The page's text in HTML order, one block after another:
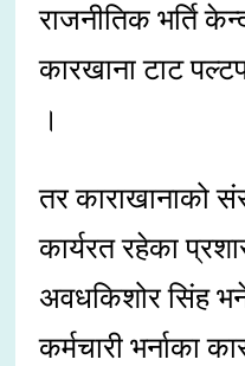
राजनीतिक भर्ति
कारखाना टाट
।
तर काराखानाको
कार्यरत रहेका
अवधकिशोर सिंह
कर्मचारी भर्नाका